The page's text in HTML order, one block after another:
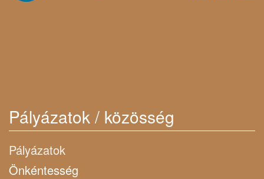
Pályázatok / közösség
Pályázatok
Önkéntesség